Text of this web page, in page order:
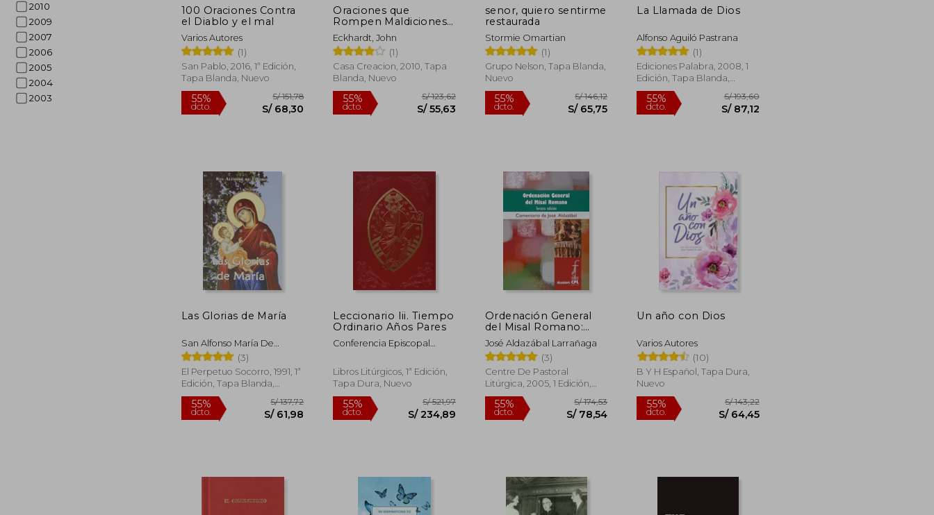
2010
2009
2007
2006
2005
2004
2003
100 Oraciones Contra
el Diablo y el mal
Varios Autores
(1)
San Pablo, 2016, 1ª Edición,
Tapa Blanda, Nuevo
dcto.
S/ 151,78
S/ 68,30
Oraciones que
Rompen Maldiciones:
Oraciones Para Vencer
las Influencias
Demoníacas de
Manera que Pueda
Caminar en las
Eckhardt, John
(1)
Casa Creacion, 2010, Tapa
Blanda, Nuevo
55%
dcto.
S/ 123,62
S/ 55,63
senor, quiero sentirme
restaurada
Stormie Omartian
(1)
Grupo Nelson, Tapa Blanda,
Nuevo
55%
dcto. S/ 65,75
La Llamada de Dios
Alfonso Aguiló Pastrana
(1)
Ediciones Palabra, 2008, 1
Edición, Tapa Blanda,
Nuevo
Las Glorias de María
San Alfonso María De
Ligorio
(3)
El Perpetuo Socorro, 1991, 1ª
Edición, Tapa Blanda,
Nuevo
Leccionario Iii. Tiempo
Ordinario Años Pares
Conferencia Episcopal
Libros Litúrgicos, 1ª Edición,
Tapa Dura, Nuevo
Ordenación General
del Misal Romano:
Tercera Edición
(Dossiers Cpl)
José Aldazábal Larrañaga
(3)
Centre De Pastoral
Litúrgica, 2005, 1 Edición,
Tapa Blanda, Nuevo
Un año con Dios
Varios Autores
(10)
B Y H Español, Tapa Dura,
Nuevo